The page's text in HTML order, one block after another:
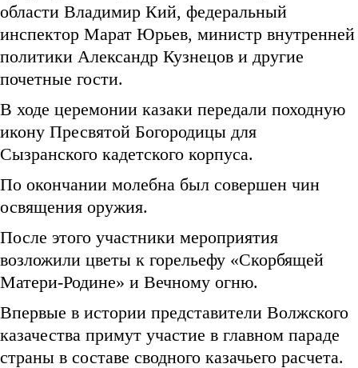
области Владимир Кий, федеральный
инспектор Марат Юрьев, министр внутренней
политики Александр Кузнецов и другие
почетные гости.
В ходе церемонии казаки передали походную
икону Пресвятой Богородицы для
Сызранского кадетского корпуса.
По окончании молебна был совершен чин
освящения оружия.
После этого участники мероприятия
возложили цветы к горельефу «Скорбящей
Матери-Родине» и Вечному огню.
Впервые в истории представители Волжского
казачества примут участие в главном параде
страны в составе сводного казачьего расчета.